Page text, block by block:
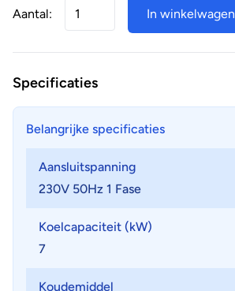
Aantal: In winkelwagen
Specificaties
Belangrijke specificaties
Aansluitspanning
230V 50Hz 1 Fase
Koelcapaciteit (kW)
7
Koudemiddel